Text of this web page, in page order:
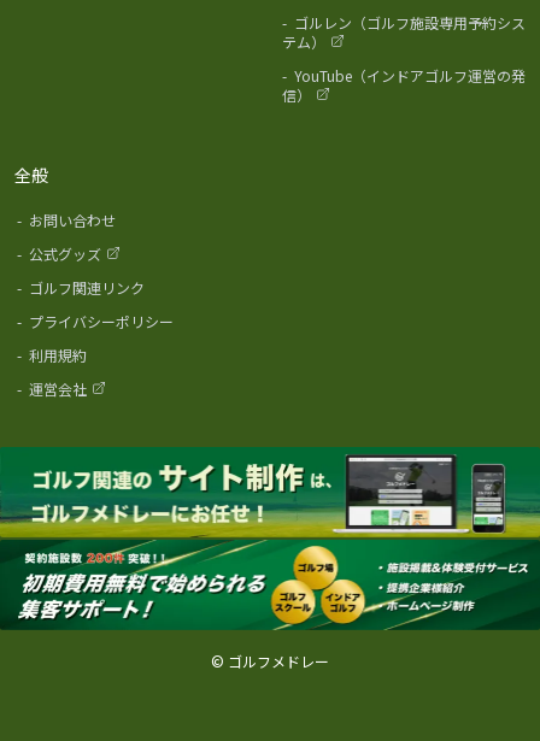
- ゴルレン（ゴルフ施設専用予約シス
テム）
- YouTube（インドアゴルフ運営の発
信）
全般
- お問い合わせ
- 公式グッズ
- ゴルフ関連リンク
- プライバシーポリシー
- 利用規約
- 運営会社
© ゴルフメドレー